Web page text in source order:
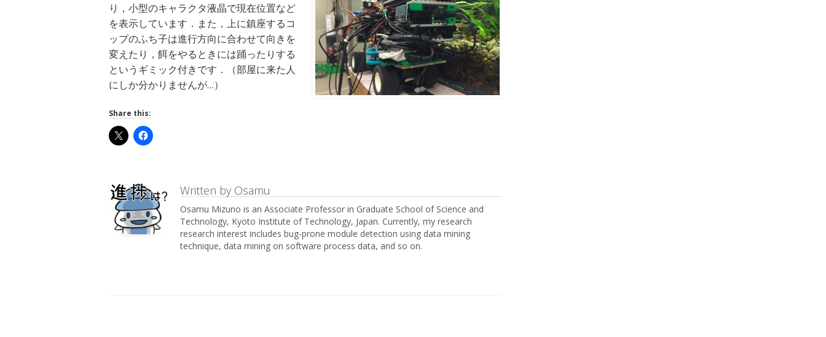
り，小型のキャラクタ液晶で現在位置など
を表示しています．また，上に鎮座するコ
ップのふち子は進行方向に合わせて向きを
変えたり，餌をやるときには踊ったりする
というギミック付きです．（部屋に来た人
にしか分かりませんが…）
Share this:
Written by Osamu
Osamu Mizuno is an Associate Professor in Graduate School of Science and
Technology, Kyoto Institute of Technology, Japan. Currently, my research
research interest includes bug-prone module detection using data mining
technique, data mining on software process data, and so on.